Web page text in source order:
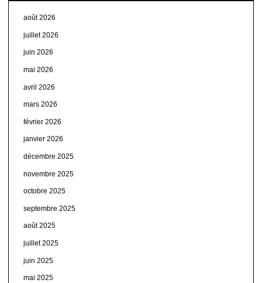
août 2026
juillet 2026
juin 2026
mai 2026
avril 2026
mars 2026
février 2026
janvier 2026
décembre 2025
novembre 2025
octobre 2025
septembre 2025
août 2025
juillet 2025
juin 2025
mai 2025